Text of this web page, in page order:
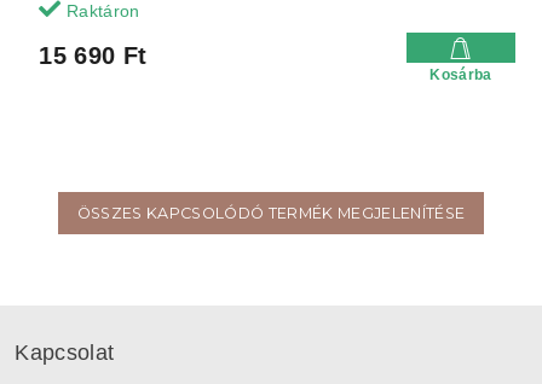
Raktáron
15 690 Ft
Kosárba
ÖSSZES KAPCSOLÓDÓ TERMÉK MEGJELENÍTÉSE
Kapcsolat